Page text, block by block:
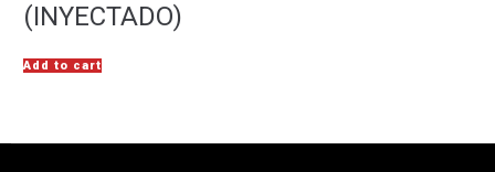
(INYECTADO)
Add to cart